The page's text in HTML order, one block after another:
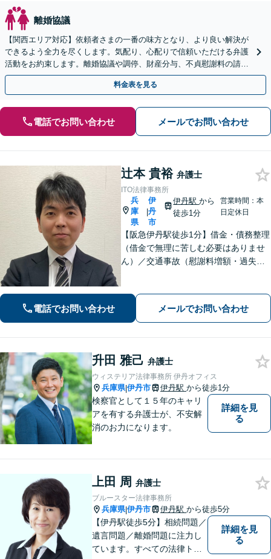
離婚協議
【関西エリア対応】依頼者さまの一番の味方となり、より良い解決が
できるよう全力を尽くします。気配り、心配りで信頼いただける弁護
活動をお約束します。離婚協議や調停、財産分与、不貞慰謝料の請
求、面会交流、親権など離婚問題に幅広く対応【夜間相談可】
料金表を見る
電話でお問い合わせ メールでお問い合わせ
辻本 貴裕 弁護士
ITO法律事務所
兵
庫
県
|
伊
丹
市
伊丹駅から
徒歩1分
営業時間：本
日定休日
【阪急伊丹駅徒歩1分】借金・債務整理
（借金で無理に苦しむ必要はありませ
ん）／交通事故（慰謝料増額・過失割
／刑事事件（被害者側も対応）／相続
／離婚問題など。まずはお気軽にご相
電話でお問い合わせ メールでお問い合わせ
升田 雅己 弁護士
ウィステリア法律事務所 伊丹オフィス
兵庫県|伊丹市 伊丹駅 から徒歩1分
検察官として１５年のキャリ
アを有する弁護士が、不安解
消のお力になります。
詳細を見
る
上田 周 弁護士
ブルースター法律事務所
兵庫県|伊丹市 伊丹駅 から徒歩5分
【伊丹駅徒歩5分】相続問題／
遺言問題／離婚問題に注力し
ています。すべての法律トラ
詳細を見
る